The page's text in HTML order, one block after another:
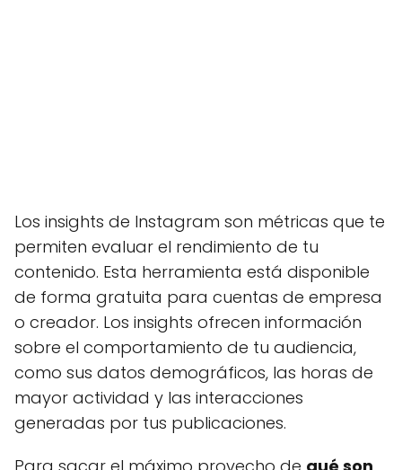
Los insights de Instagram son métricas que te
permiten evaluar el rendimiento de tu
contenido. Esta herramienta está disponible
de forma gratuita para cuentas de empresa
o creador. Los insights ofrecen información
sobre el comportamiento de tu audiencia,
como sus datos demográficos, las horas de
mayor actividad y las interacciones
generadas por tus publicaciones.